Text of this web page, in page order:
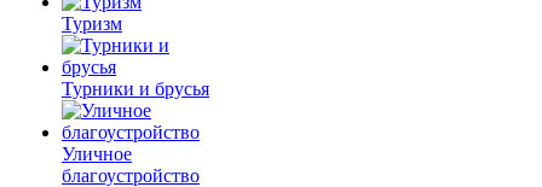
Туризм
Турники и брусья
Уличное
благоустройство